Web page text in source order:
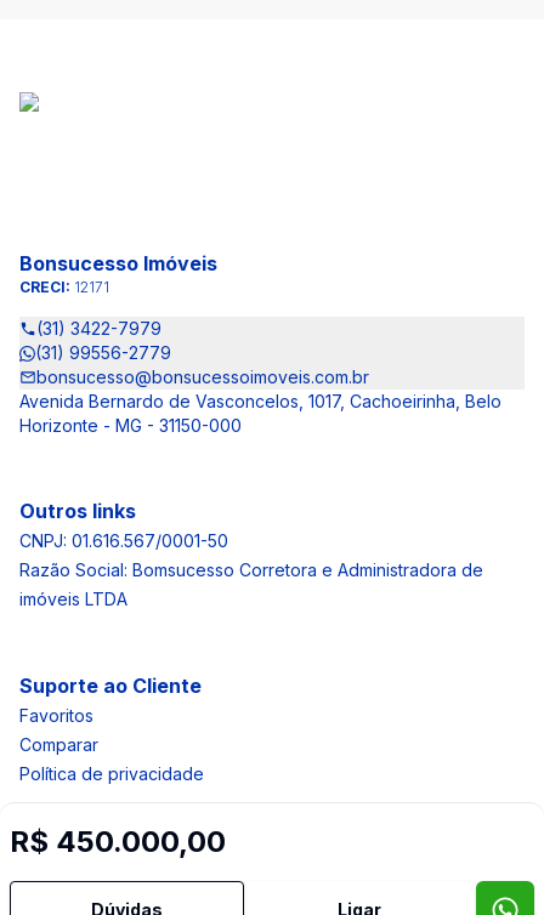
R$ 450.000,00
Dúvidas Ligar
Bonsucesso Imóveis
CRECI: 12171
(31) 3422-7979
(31) 99556-2779
bonsucesso@bonsucessoimoveis.com.br
Avenida Bernardo de Vasconcelos, 1017, Cachoeirinha, Belo
Horizonte - MG - 31150-000
Outros links
CNPJ: 01.616.567/0001-50
Razão Social: Bomsucesso Corretora e Administradora de
imóveis LTDA
Suporte ao Cliente
Favoritos
Comparar
Política de privacidade
Selo de Tecnologia Loft